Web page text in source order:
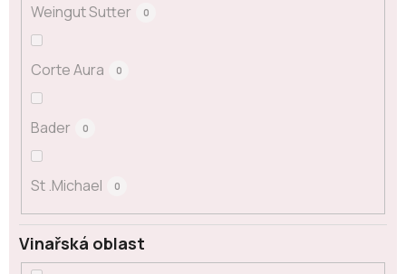
Weingut Sutter 0
Corte Aura 0
Bader 0
St .Michael 0
Vinařská oblast